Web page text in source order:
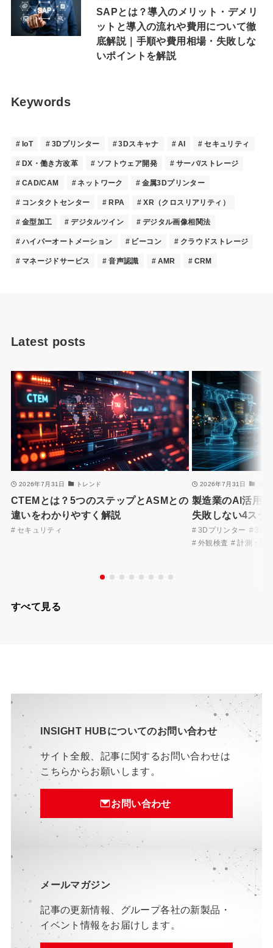
SAPとは？導入のメリット・デメリ
ットと導入の流れや費用について徹
底解説｜手順や費用相場・失敗しな
いポイントを解説
Keywords
IoT 3Dプリンター 3Dスキャナ AI セキュリティ
DX・働き方改革 ソフトウェア開発 サーバ/ストレージ
CAD/CAM ネットワーク 金属3Dプリンター
コンタクトセンター RPA XR（クロスリアリティ）
金型加工 デジタルツイン デジタル画像相関法
ハイパーオートメーション ビーコン クラウドストレージ
マネージドサービス 音声認識 AMR CRM
Latest posts
2026年7月31日 トレンド
CTEMとは？5つのステップとASMとの
違いをわかりやすく解説
セキュリティ
2026年7月31日
製造業のAI活用
失敗しない4ステ
3Dプリンター
3D
外観検査
計測・検
すべて見る
INSIGHT HUBについてのお問い合わせ
サイト全般、記事に関するお問い合わせは
こちらからお願いします。
お問い合わせ
メールマガジン
記事の更新情報、グループ各社の新製品・
イベント情報をお届けします。